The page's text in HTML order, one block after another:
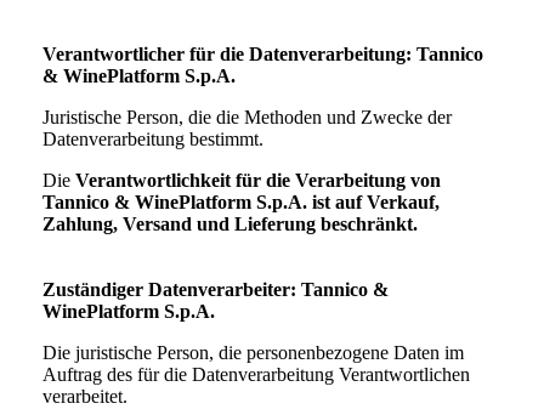
Verantwortlicher für die Datenverarbeitung: Tannico
& WinePlatform S.p.A.
Juristische Person, die die Methoden und Zwecke der
Datenverarbeitung bestimmt.
Die Verantwortlichkeit für die Verarbeitung von
Tannico & WinePlatform S.p.A. ist auf Verkauf,
Zahlung, Versand und Lieferung beschränkt.
Zuständiger Datenverarbeiter: Tannico &
WinePlatform S.p.A.
Die juristische Person, die personenbezogene Daten im
Auftrag des für die Datenverarbeitung Verantwortlichen
verarbeitet.